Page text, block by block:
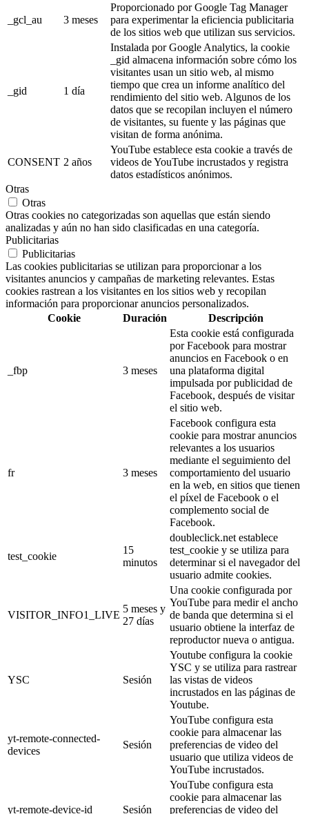
_gcl_au 3 meses
Proporcionado por Google Tag Manager
para experimentar la eficiencia publicitaria
de los sitios web que utilizan sus servicios.
_gid 1 día
Instalada por Google Analytics, la cookie
_gid almacena información sobre cómo los
visitantes usan un sitio web, al mismo
tiempo que crea un informe analítico del
rendimiento del sitio web. Algunos de los
datos que se recopilan incluyen el número
de visitantes, su fuente y las páginas que
visitan de forma anónima.
CONSENT 2 años
YouTube establece esta cookie a través de
videos de YouTube incrustados y registra
datos estadísticos anónimos.
Otras
Otras
Otras cookies no categorizadas son aquellas que están siendo
analizadas y aún no han sido clasificadas en una categoría.
Publicitarias
Publicitarias
Las cookies publicitarias se utilizan para proporcionar a los
visitantes anuncios y campañas de marketing relevantes. Estas
cookies rastrean a los visitantes en los sitios web y recopilan
información para proporcionar anuncios personalizados.
Cookie
Duración Descripción
_fbp 3 meses
Esta cookie está configurada
por Facebook para mostrar
anuncios en Facebook o en
una plataforma digital
impulsada por publicidad de
Facebook, después de visitar
el sitio web.
fr 3 meses
Facebook configura esta
cookie para mostrar anuncios
relevantes a los usuarios
mediante el seguimiento del
comportamiento del usuario
en la web, en sitios que tienen
el píxel de Facebook o el
complemento social de
Facebook.
test_cookie
15
minutos
doubleclick.net establece
test_cookie y se utiliza para
determinar si el navegador del
usuario admite cookies.
VISITOR_INFO1_LIVE
5 meses y
27 días
Una cookie configurada por
YouTube para medir el ancho
de banda que determina si el
usuario obtiene la interfaz de
reproductor nueva o antigua.
YSC Sesión
Youtube configura la cookie
YSC y se utiliza para rastrear
las vistas de videos
incrustados en las páginas de
Youtube.
yt-remote-connected-
devices
Sesión
YouTube configura esta
cookie para almacenar las
preferencias de video del
usuario que utiliza videos de
YouTube incrustados.
yt-remote-device-id Sesión
YouTube configura esta
cookie para almacenar las
preferencias de video del